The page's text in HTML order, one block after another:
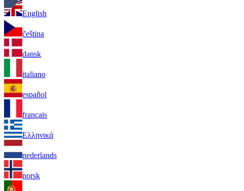
English
čeština
dansk
italiano
español
français
Ελληνικά
nederlands
norsk